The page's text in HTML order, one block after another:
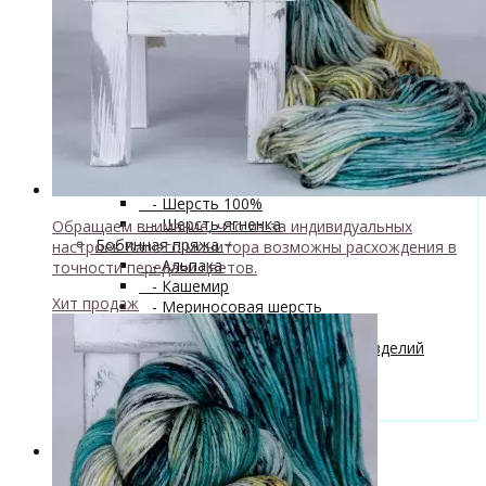
superwash 20% нейлон
↘ Sock, 75% Меринос 25% Нейлон,
300м/100г
↘ Cleo 50% шелк 50% меринос
600м/100гНовинка!
↘ Бурет, 100% буретный шелк,
- Шерсть 100%
- Шерсть ягненка
Бобинная пряжа+
- Альпака
- Кашемир
- Мериносовая шерсть
- Пряжа с кид мохером
Мастер-классы и описания вязаных изделий
Инструменты и аксессуары+
- Конусы для пряжи
Одежда TieDye
Блог о вязании
Обращаем внимание, что из-за индивидуальных
настроек Вашего монитора возможны расхождения в
точности передачи цветов.
Хит продаж